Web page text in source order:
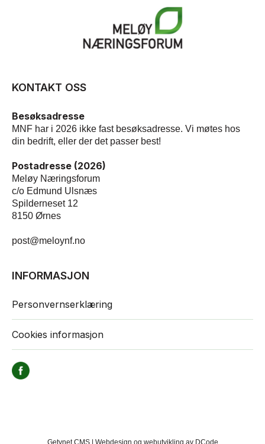
KONTAKT OSS
Besøksadresse
MNF har i 2026 ikke fast besøksadresse. Vi møtes hos
din bedrift, eller der det passer best!
Postadresse (2026)
Meløy Næringsforum
c/o Edmund Ulsnæs
Spilderneset 12
8150 Ørnes
post@meloynf.no
INFORMASJON
Personvernserklæring
Cookies informasjon
Getynet CMS | Webdesign og webutvikling av DCode